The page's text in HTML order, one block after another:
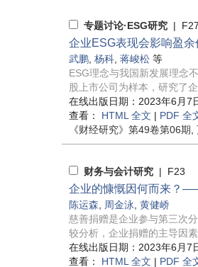
专题讨论·ESG研究 |
企业ESG表现会影响盈余
武鹏, 杨科, 蒋峻松 等
ESG理念与我国新发展理念
股上市公司为样本，研究了
在线出版日期：2023年6月7
查看： HTML 全文 | PDF 全
《财经研究》 第49卷第06期,
财务与会计研究 | F23
企业的慷慨因何而来？
陈运森, 周金泳, 黄健峤
慈善捐赠是企业参与第三次
较分析，企业捐赠的主导因
在线出版日期：2023年6月7
查看： HTML 全文 | PDF 全